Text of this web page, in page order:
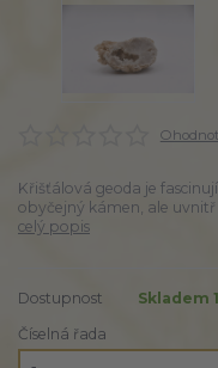
Křišťálová geoda je
obyčejný kámen, ale uvnitř
celý popis
Dostupnost
Skladem
Číselná řada